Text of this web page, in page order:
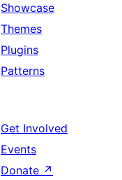
Showcase
Themes
Plugins
Patterns
Get Involved
Events
Donate ↗